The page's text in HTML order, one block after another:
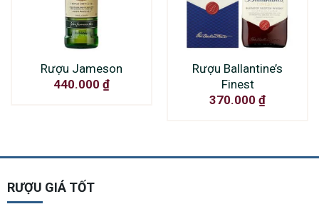
Rượu Jameson
440.000 ₫
Rượu Ballantine’s
Finest
370.000 ₫
RƯỢU GIÁ TỐT